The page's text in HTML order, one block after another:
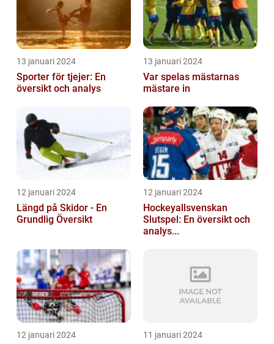
13 januari 2024
Sporter för tjejer: En
översikt och analys
13 januari 2024
Var spelas mästarnas
mästare in
12 januari 2024
Längd på Skidor - En
Grundlig Översikt
12 januari 2024
Hockeyallsvenskan
Slutspel: En översikt och
analys...
12 januari 2024 11 januari 2024